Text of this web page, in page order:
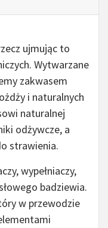
ujmując to
Wytwarzane
zakwasem
i naturalnych
naturalnej
odżywcze, a
strawienia.
wypełniaczy,
badziewia.
w przewodzie